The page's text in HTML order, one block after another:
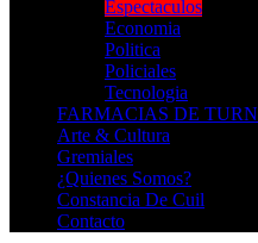
Espectaculos
Economia
Politica
Policiales
Tecnologia
FARMACIAS DE
Arte & Cultura
Gremiales
¿Quienes Somos?
Constancia De Cuil
Contacto